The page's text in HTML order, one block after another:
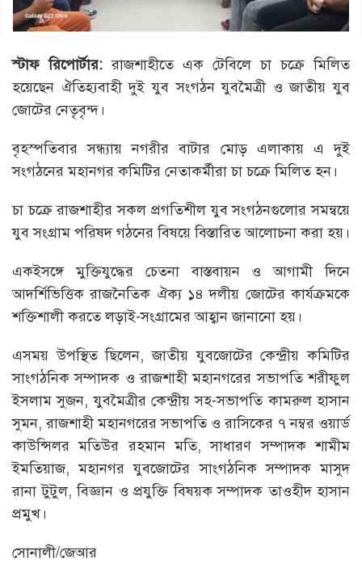
স্টাফ রিপোর্টার:রাজশাহীতে এক টেবিলে চা চক্রে মিলিত
হয়েছেন ঐতিহ্যবাহী দুই যুব সংগঠন যুবমৈত্রী ও জাতীয় যুব
জোটের নেতৃবৃন্দ।
বৃহস্পতিবার সন্ধ্যায় নগরীর বাটার মোড় এলাকায় এ দুই
সংগঠনের মহানগর কমিটির নেতাকর্মীরা চা চক্রে মিলিত হন।
চা চক্রে রাজশাহীর সকল প্রগতিশীল যুব সংগঠনগুলোর সমন্বয়ে
যুব সংগ্রাম পরিষদ গঠনের বিষয়ে বিস্তারিত আলোচনা করা হয়।
একইসঙ্গে মুক্তিযুদ্ধের চেতনা বাস্তবায়ন ও আগামী দিনে
আদর্শিভিত্তিক রাজনৈতিক ঐক্য ১৪ দলীয় জোটের কার্যক্রমকে
শক্তিশালী করতে লড়াই-সংগ্রামের আহ্বান জানানো হয়।
এসময় উপস্থিত ছিলেন, জাতীয় যুবজোটের কেন্দ্রীয় কমিটির
সাংগঠনিক সম্পাদক ও রাজশাহী মহানগরের সভাপতি শরীফুল
ইসলাম সুজন, যুবমৈত্রীর কেন্দ্রীয় সহ-সভাপতি কামরুল হাসান
সুমন, রাজশাহী মহানগরের সভাপতি ও রাসিকের ৭ নম্বর ওয়ার্ড
কাউন্সিলর মতিউর রহমান মতি, সাধারণ সম্পাদক শামীম
ইমতিয়াজ, মহানগর যুবজোটের সাংগঠনিক সম্পাদক মাসুদ
রানা টুটুল, বিজ্ঞান ও প্রযুক্তি বিষয়ক সম্পাদক তাওহীদ হাসান
প্রমুখ।
সোনালী/জেআর